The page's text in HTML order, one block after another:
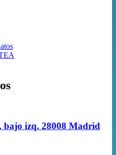
bajo izq. 28008 Madrid